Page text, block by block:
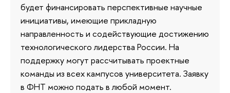
будет финансировать перспективные научные
инициативы, имеющие прикладную
направленность и содействующие достижению
технологического лидерства России. На
поддержку могут рассчитывать проектные
команды из всех кампусов университета. Заявку
в ФНТ можно подать в любой момент.